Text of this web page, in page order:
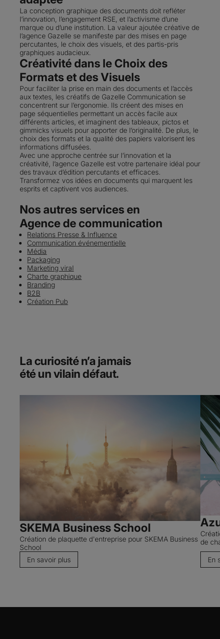
La conception graphique des documents doit refléter
l’innovation, l’engagement RSE, et l’activisme d’une
marque ou d’une institution. La valeur ajoutée créative de
l’agence Gazelle se manifeste par des mises en page
percutantes, le choix des visuels, et des partis-pris
graphiques audacieux.
Créativité dans le Choix des
Formats et des Visuels
Pour faciliter la prise en main des documents et l’accès
aux textes, les créatifs de Gazelle Communication se
concentrent sur l’ergonomie. Ils créent des mises en
page séquentielles permettant un accès facile aux
différents articles, et imaginent des tableaux, pictos et
gimmicks visuels pour apporter de l’originalité. De plus, le
choix des formats et la qualité des papiers valorisent les
informations diffusées.
Avec une approche centrée sur l’innovation et la
créativité, l’agence Gazelle est votre partenaire idéal pour
des travaux d’édition percutants et efficaces.
Transformez vos idées en documents qui marquent les
esprits et captivent vos audiences.
Nos autres services en
Agence de communication
Relations Presse & Influence
Communication événementielle
Média
Packaging
Marketing viral
Charte graphique
Branding
B2B
Création Pub
La curiosité n’a jamais
été un vilain défaut.
SKEMA Business School
Création de plaquette d'entreprise pour SKEMA Business
School
En savoir plus
de
En